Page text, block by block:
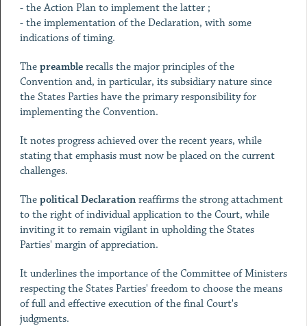
- the Action Plan to implement the latter ;
- the implementation of the Declaration, with some
indications of timing.
The preamblerecalls the major principles of the
Convention and, in particular, its subsidiary nature since
the States Parties have the primary responsibility for
implementing the Convention.
It notes progress achieved over the recent years, while
stating that emphasis must now be placed on the current
challenges.
The political Declarationreaffirms the strong attachment
to the right of individual application to the Court, while
inviting it to remain vigilant in upholding the States
Parties' margin of appreciation.
It underlines the importance of the Committee of Ministers
respecting the States Parties' freedom to choose the means
of full and effective execution of the final Court's
judgments.